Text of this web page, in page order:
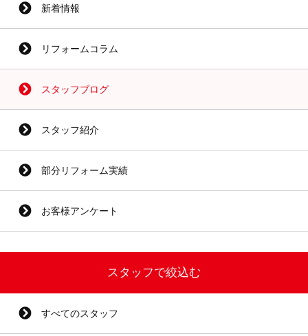
新着情報
リフォームコラム
スタッフブログ
スタッフ紹介
部分リフォーム実績
お客様アンケート
スタッフで絞込む
すべてのスタッフ